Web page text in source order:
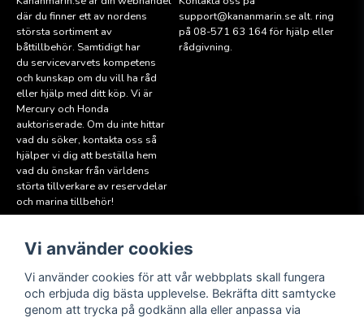
där du finner ett av nordens
största sortiment av
båttillbehör. Samtidigt har
du servicevarvets kompetens
och kunskap om du vill ha råd
eller hjälp med ditt köp. Vi är
Mercury och Honda
auktoriserade. Om du inte hittar
vad du söker, kontakta oss så
hjälper vi dig att beställa hem
vad du önskar från världens
störta tillverkare av reservdelar
och marina tillbehör!
support@kananmarin.se alt. ring
på 08-571 63 164 för hjälp eller
rådgivning.
Läs mer
Köpvillkor
Hitta till oss
Miljöpolicy
Följ oss
Facebook
Instagram
Vi använder cookies
Vi använder cookies för att vår webbplats skall fungera
och erbjuda dig bästa upplevelse. Bekräfta ditt samtycke
genom att trycka på godkänn alla eller anpassa via